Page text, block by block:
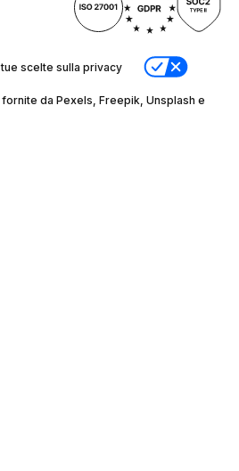
scelte sulla privacy
da Pexels, Freepik, Unsplash e